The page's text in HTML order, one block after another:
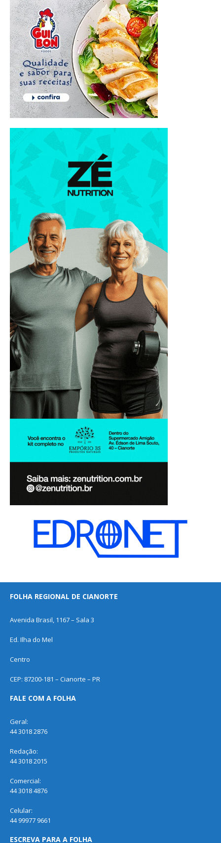
FOLHA REGIONAL DE CIANORTE
Avenida Brasil, 1167 – Sala 3
Ed. Ilha do Mel
Centro
CEP: 87200-181 – Cianorte – PR
FALE COM A FOLHA
Geral:
44 3018 2876
Redação:
44 3018 2015
Comercial:
44 3018 4876
Celular:
44 99977 9661
ESCREVA PARA A FOLHA